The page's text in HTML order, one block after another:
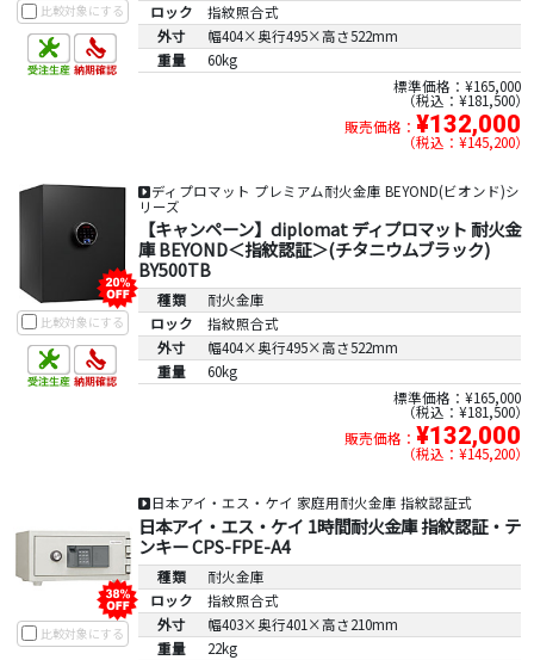
比較対象にする
ロック
指紋照合式
外寸
幅404×奥行495×高さ522mm
重量
60kg
標準価格：¥165,000
税込：¥181,500
販売価格： ¥132,000
税込：¥145,200
比較対象にする
ディプロマット プレミアム耐火金庫 BEYOND(ビオンド)シ
リーズ
【キャンペーン】diplomat ディプロマット 耐火金
庫 BEYOND＜指紋認証＞(チタニウムブラック)
BY500TB
種類
耐火金庫
ロック
指紋照合式
外寸
幅404×奥行495×高さ522mm
重量
60kg
標準価格：¥165,000
税込：¥181,500
販売価格： ¥132,000
税込：¥145,200
比較対象にする
日本アイ・エス・ケイ 家庭用耐火金庫 指紋認証式
日本アイ・エス・ケイ 1時間耐火金庫 指紋認証・テ
ンキー CPS-FPE-A4
種類
耐火金庫
ロック
指紋照合式
外寸
幅403×奥行401×高さ210mm
重量
22kg